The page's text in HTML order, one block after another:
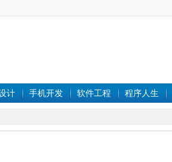
计 手机开发 软件工程 程序人生